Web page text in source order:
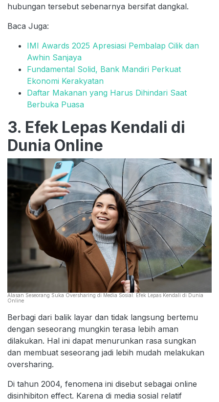
hubungan tersebut sebenarnya bersifat dangkal.
Baca Juga:
IMI Awards 2025 Apresiasi Pembalap Cilik dan
Awhin Sanjaya
Fundamental Solid, Bank Mandiri Perkuat
Ekonomi Kerakyatan
Daftar Makanan yang Harus Dihindari Saat
Berbuka Puasa
3. Efek Lepas Kendali di
Dunia Online
Alasan Seseorang Suka Oversharing di Media Sosial: Efek Lepas Kendali di Dunia
Online
Berbagi dari balik layar dan tidak langsung bertemu
dengan seseorang mungkin terasa lebih aman
dilakukan. Hal ini dapat menurunkan rasa sungkan
dan membuat seseorang jadi lebih mudah melakukan
oversharing.
Di tahun 2004, fenomena ini disebut sebagai online
disinhibiton effect. Karena di media sosial relatif